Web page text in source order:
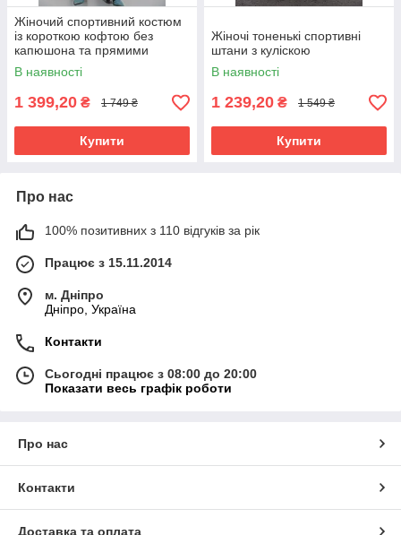
Жіночий спортивний костюм
із короткою кофтою без
капюшона та прямими
штанами
В наявності
1 399,20 ₴ 1 749 ₴
Купити
Жіночі тоненькі спортивні
штани з куліскою
В наявності
1 239,20 ₴ 1 549 ₴
Купити
Про нас
100% позитивних з 110 відгуків за рік
Працює з 15.11.2014
м. Дніпро
Дніпро, Україна
Контакти
Сьогодні працює з 08:00 до 20:00
Показати весь графік роботи
Про нас
Контакти
Доставка та оплата